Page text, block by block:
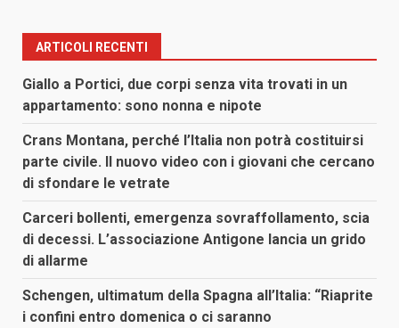
ARTICOLI RECENTI
Giallo a Portici, due corpi senza vita trovati in un
appartamento: sono nonna e nipote
Crans Montana, perché l’Italia non potrà costituirsi
parte civile. Il nuovo video con i giovani che cercano
di sfondare le vetrate
Carceri bollenti, emergenza sovraffollamento, scia
di decessi. L’associazione Antigone lancia un grido
di allarme
Schengen, ultimatum della Spagna all’Italia: “Riaprite
i confini entro domenica o ci saranno